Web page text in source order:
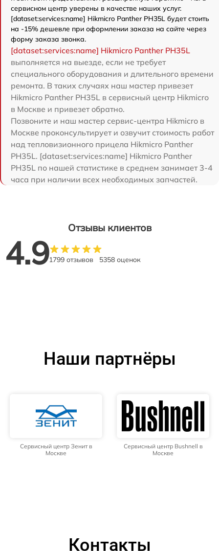
сервисном центр уверены в качестве наших услуг.
[dataset:services:name] Hikmicro Panther PH35L будет стоить
на -15% дешевле при оформлении заказа на сайте через
форму заказа звонка.
[dataset:services:name] Hikmicro Panther PH35L
выполняется на выезде, если не требует
специального оборудования и длительного времени
ремонта. В таких случаях наш мастер привезет
Hikmicro Panther PH35L в сервисный центр Hikmicro
в Москве и привезет обратно.
Позвоните и наш мастер сервис-центра Hikmicro в
Москве проконсультирует и озвучит стоимость работ
над тепловизионного прицела Hikmicro Panther
PH35L. [dataset:services:name] Hikmicro Panther
PH35L по нашей статистике в среднем занимает 3-4
часа при наличии всех необходимых запчастей.
Отзывы клиентов
4.91799 отзывов 5358 оценок
Наши партнёры
Сервисный центр Зенит в
Москве
Сервисный центр Bushnell в
Москве
Контакты